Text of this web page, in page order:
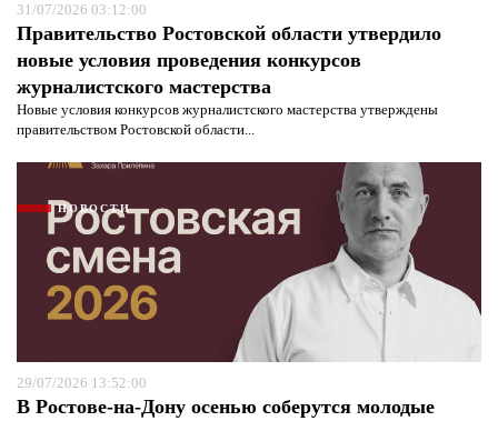
31/07/2026 03:12:00
Правительство Ростовской области утвердило
новые условия проведения конкурсов
журналистского мастерства
Новые условия конкурсов журналистского мастерства утверждены
правительством Ростовской области...
НОВОСТИ
29/07/2026 13:52:00
В Ростове-на-Дону осенью соберутся молодые